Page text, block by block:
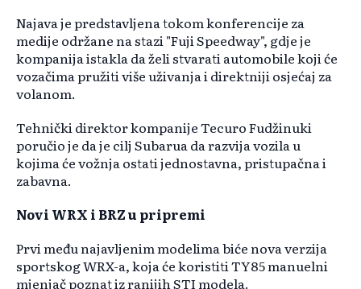
Najava je predstavljena tokom konferencije za
medije održane na stazi "Fuji Speedway", gdje je
kompanija istakla da želi stvarati automobile koji će
vozačima pružiti više uživanja i direktniji osjećaj za
volanom.
Tehnički direktor kompanije Tecuro Fudžinuki
poručio je da je cilj Subarua da razvija vozila u
kojima će vožnja ostati jednostavna, pristupačna i
zabavna.
Novi WRX i BRZ u pripremi
Prvi među najavljenim modelima biće nova verzija
sportskog WRX-a, koja će koristiti TY85 manuelni
mjenjač poznat iz ranijih STI modela.